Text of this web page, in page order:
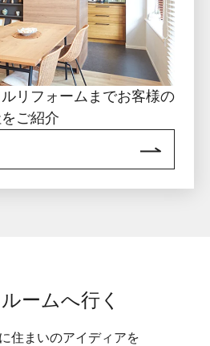
リフォームまでお客様の
ご紹介
ームへ行く
住まいのアイディアを